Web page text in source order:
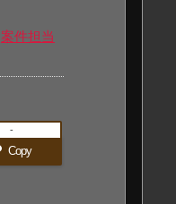
案件担当
Copy
-